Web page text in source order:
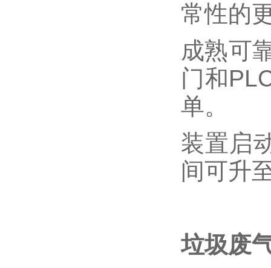
常性的
成熟可
门和
单。
装置启
间可升
垃圾废